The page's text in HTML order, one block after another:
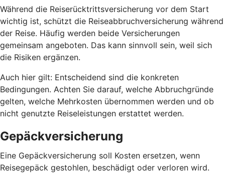
Während die Reiserücktrittsversicherung vor dem Start
wichtig ist, schützt die Reiseabbruchversicherung während
der Reise. Häufig werden beide Versicherungen
gemeinsam angeboten. Das kann sinnvoll sein, weil sich
die Risiken ergänzen.
Auch hier gilt: Entscheidend sind die konkreten
Bedingungen. Achten Sie darauf, welche Abbruchgründe
gelten, welche Mehrkosten übernommen werden und ob
nicht genutzte Reiseleistungen erstattet werden.
Gepäckversicherung
Eine Gepäckversicherung soll Kosten ersetzen, wenn
Reisegepäck gestohlen, beschädigt oder verloren wird.